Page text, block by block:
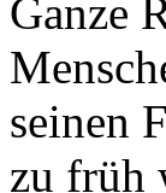
Ganze
seinen
zu früh